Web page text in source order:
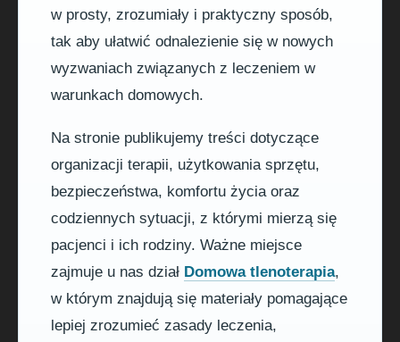
w prosty, zrozumiały i praktyczny sposób,
tak aby ułatwić odnalezienie się w nowych
wyzwaniach związanych z leczeniem w
warunkach domowych.
Na stronie publikujemy treści dotyczące
organizacji terapii, użytkowania sprzętu,
bezpieczeństwa, komfortu życia oraz
codziennych sytuacji, z którymi mierzą się
pacjenci i ich rodziny. Ważne miejsce
zajmuje u nas dział Domowa tlenoterapia,
w którym znajdują się materiały pomagające
lepiej zrozumieć zasady leczenia,